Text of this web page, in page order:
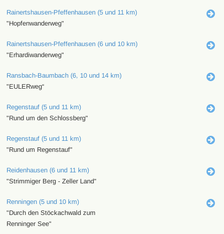
Rainertshausen-Pfeffenhausen (5 und 11 km)
"Hopfenwanderweg"
Rainertshausen-Pfeffenhausen (6 und 10 km)
"Erhardiwanderweg"
Ransbach-Baumbach (6, 10 und 14 km)
"EULERweg“
Regenstauf (5 und 11 km)
"Rund um den Schlossberg"
Regenstauf (5 und 11 km)
"Rund um Regenstauf"
Reidenhausen (6 und 11 km)
"Strimmiger Berg - Zeller Land"
Renningen (5 und 10 km)
"Durch den Stöckachwald zum
Renninger See"